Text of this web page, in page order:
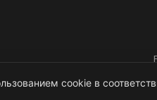
cookie в